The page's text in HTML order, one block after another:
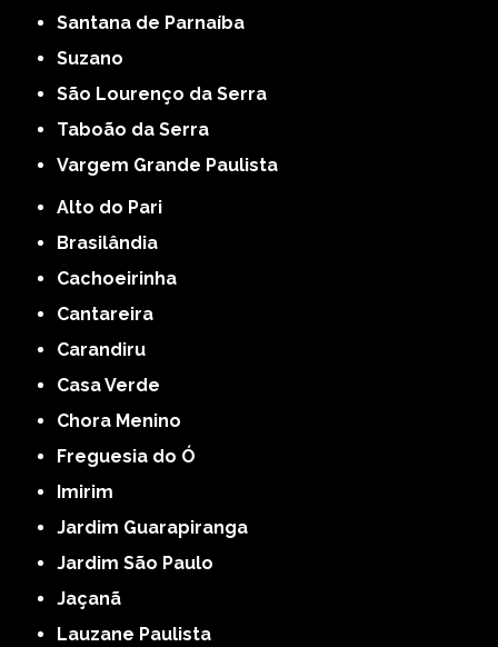
Santana de Parnaíba
Suzano
São Lourenço da Serra
Taboão da Serra
Vargem Grande Paulista
Alto do Pari
Brasilândia
Cachoeirinha
Cantareira
Carandiru
Casa Verde
Chora Menino
Freguesia do Ó
Imirim
Jardim Guarapiranga
Jardim São Paulo
Jaçanã
Lauzane Paulista